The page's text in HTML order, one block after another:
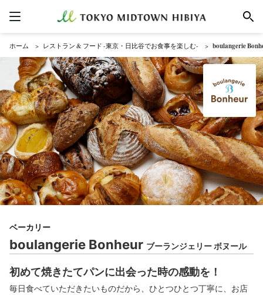
ホーム レストラン & フード -東京・日比谷でお食事を楽しむ- boulangerie
ベーカリー
boulangerie Bonheur ブーランジェリー ボヌール
初めて焼きたてパンに出会った時の感動を！
毎日食べていただきたいものだから、ひとつひとつ丁寧に、お店